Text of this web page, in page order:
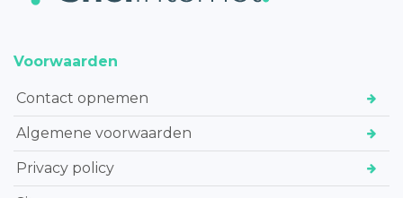
Voorwaarden
Contact opnemen
Algemene voorwaarden
Privacy policy